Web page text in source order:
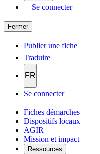
Se connecter
Fermer
Publier une fiche
Traduire
FR
Se connecter
Fiches démarches
Dispositifs locaux
AGIR
Mission et impact
Ressources